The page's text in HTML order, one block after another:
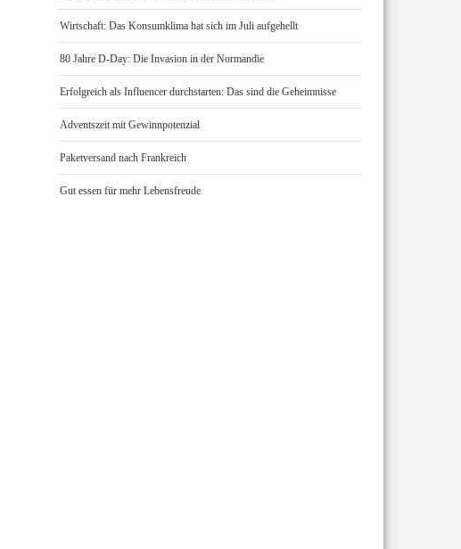
Wirtschaft: Das Konsumklima hat sich im Juli aufgehellt
80 Jahre D-Day: Die Invasion in der Normandie
Erfolgreich als Influencer durchstarten: Das sind die Geheimnisse
Adventszeit mit Gewinnpotenzial
Paketversand nach Frankreich
Gut essen für mehr Lebensfreude